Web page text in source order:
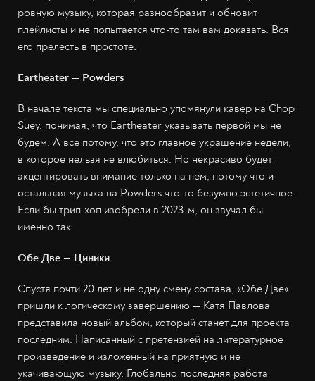
ровную музыку, которая разнообразит и обновит
плейлисты и не попытается что-то там вам доказать. Вся
его прелесть в простоте.
Eartheater — Powders
В начале текста мы специально упомянули кавер на Chop
Suey, понимая, что Eartheater указывать первой мы не
будем. А всё потому, что это главное украшение недели,
в которое нельзя не влюбиться. Но некрасиво будет
акцентировать внимание только на нём, потому что и
остальная музыка на Powders что-то безумно эстетичное.
Если бы трип-хоп изобрели в 2023-м, он звучал бы
именно так.
Обе Две — Циники
Спустя почти 20 лет и не одну смену состава, «Обе Две»
пришли к логическому завершению — Катя Павлова
представила новый альбом, который станет для проекта
последним. Написанный с претензией на литературное
произведение и изложенный на приятную и не
укачивающую музыку. Глобально последняя работа